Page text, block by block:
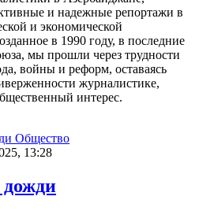
и надежные репортажи в
и экономической
в 1990 году, в последние
мы прошли через трудности
войны и реформ, оставаясь
журналистике,
интерес.
Общество
13:28